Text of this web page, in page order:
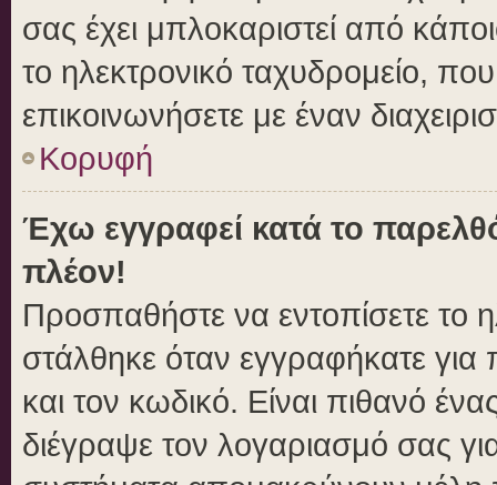
σας έχει μπλοκαριστεί από
το ηλεκτρονικό ταχυδρομείο,
επικοινωνήσετε με έναν
Κορυφή
Έχω εγγραφεί κατά το
πλέον!
Προσπαθήστε να εντοπίσετε το
στάλθηκε όταν εγγραφήκατε
και τον κωδικό. Είναι πιθανό
διέγραψε τον λογαριασμό σας